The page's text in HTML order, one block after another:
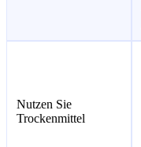
Nutzen Sie
Trockenmittel